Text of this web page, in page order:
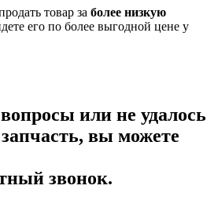
товар за более низкую
его по более выгодной цене у
или не удалось
вы можете
звонок.